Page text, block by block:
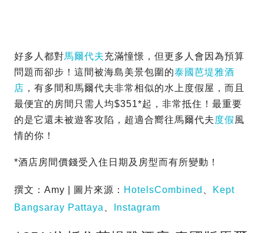
好多人都對馬爾代夫充滿憧憬，但更多人會因為預算
問題而卻步！這間被海島美景包圍的泰國芭堤雅酒
店 ，有多間和馬爾代夫非常相似的水上度假屋，而且
最便宜的房間只需人均$351*起，非常抵住！最重要
的是它還未被遊客攻陷，超適合嚮往馬爾代夫 度假 風
情的你！
*酒店房間價錢受入住日期及房型而有所變動！
撰文：Amy | 圖片來源： HotelsCombined
Kept
Bangsaray Pattaya
Instagram